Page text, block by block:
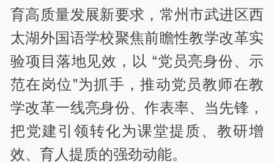
育高质量发展新要求，常州市武进区西
太湖外国语学校聚焦前瞻性教学改革实
验项目落地见效，以 “党员亮身份、示
范在岗位”为抓手，推动党员教师在教
学改革一线亮身份、作表率、当先锋，
把党建引领转化为课堂提质、教研增
效、育人提质的强劲动能。